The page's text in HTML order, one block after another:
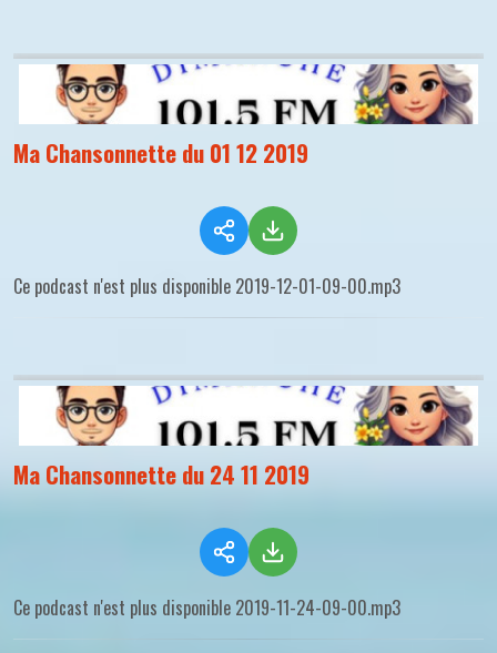
Ma Chansonnette du 01 12 2019
Ce podcast n'est plus disponible 2019-12-01-09-00.mp3
Ma Chansonnette du 24 11 2019
Ce podcast n'est plus disponible 2019-11-24-09-00.mp3